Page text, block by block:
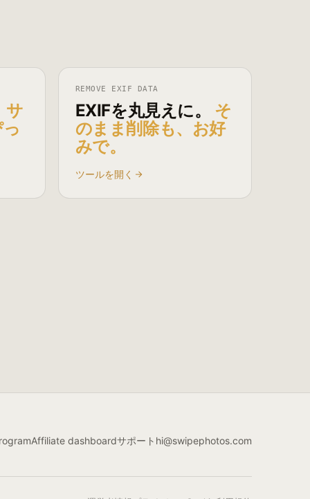
サ
REMOVE EXIF DATA
EXIFを丸見えに。
そ
のまま削除も、お好
みで。
ツールを開く
Affiliate dashboardサポート hi@swipephotos.com